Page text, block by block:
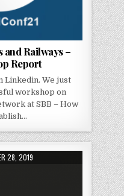
Railways –
Report
Linkedin. We just
workshop on
at SBB – How
DATE:
28, 2019